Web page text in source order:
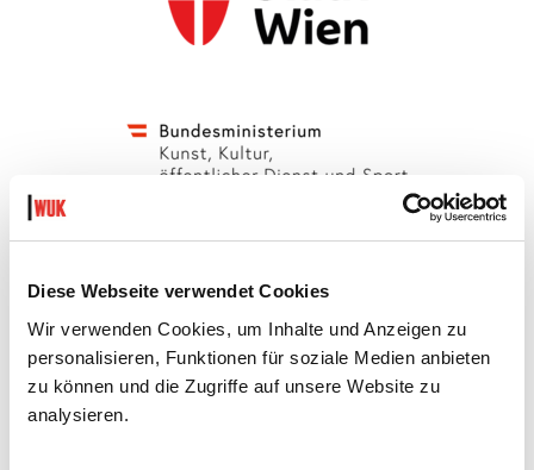
Diese Webseite verwendet Cookies
Wir verwenden Cookies, um Inhalte und Anzeigen zu
personalisieren, Funktionen für soziale Medien anbieten
zu können und die Zugriffe auf unsere Website zu
analysieren.